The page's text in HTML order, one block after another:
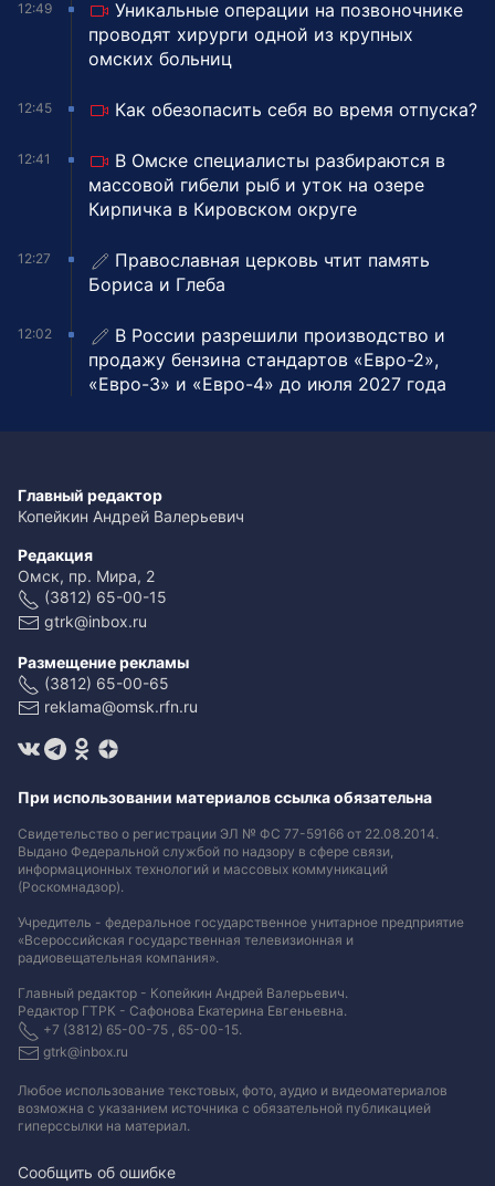
12:49
Уникальные операции на позвоночнике
проводят хирурги одной из крупных
омских больниц
12:45 Как обезопасить себя во время отпуска?
12:41
В Омске специалисты разбираются в
массовой гибели рыб и уток на озере
Кирпичка в Кировском округе
12:27
Православная церковь чтит память
Бориса и Глеба
12:02
В России разрешили производство и
продажу бензина стандартов «Евро-2»,
«Евро-3» и «Евро-4» до июля 2027 года
Главный редактор
Копейкин Андрей Валерьевич
Редакция
Омск, пр. Мира, 2
(3812) 65-00-15
gtrk@inbox.ru
Размещение рекламы
(3812) 65-00-65
reklama@omsk.rfn.ru
При использовании материалов ссылка обязательна
Свидетельство о регистрации ЭЛ № ФС 77-59166 от 22.08.2014.
Выдано Федеральной службой по надзору в сфере связи,
информационных технологий и массовых коммуникаций
(Роскомнадзор).
Учредитель - федеральное государственное унитарное предприятие
«Всероссийская государственная телевизионная и
радиовещательная компания».
Главный редактор - Копейкин Андрей Валерьевич.
Редактор ГТРК - Сафонова Екатерина Евгеньевна.
+7 (3812) 65-00-75 , 65-00-15.
gtrk@inbox.ru
Любое использование текстовых, фото, аудио и видеоматериалов
возможна с указанием источника с обязательной публикацией
гиперссылки на материал.
Сообщить об ошибке